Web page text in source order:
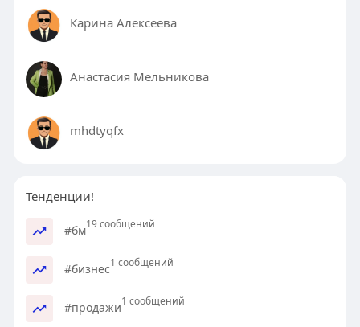
Карина Алексеева
Анастасия Мельникова
mhdtyqfx
Тенденции!
#бм19 сообщений
#бизнес1 сообщений
#продажи1 сообщений